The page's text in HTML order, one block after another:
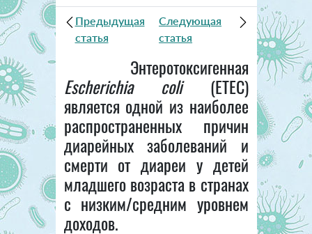
Предыдущая
статья
Следующая
статья
Энтеротоксигенная
Escherichia coli(ETEC)
является одной из наиболее
распространенных причин
диарейных заболеваний и
смерти от диареи у детей
младшего возраста в странах
с низким/средним уровнем
доходов.